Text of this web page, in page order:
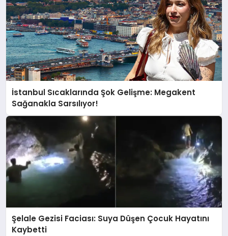
İstanbul Sıcaklarında Şok Gelişme: Megakent
Sağanakla Sarsılıyor!
Şelale Gezisi Faciası: Suya Düşen Çocuk Hayatını
Kaybetti